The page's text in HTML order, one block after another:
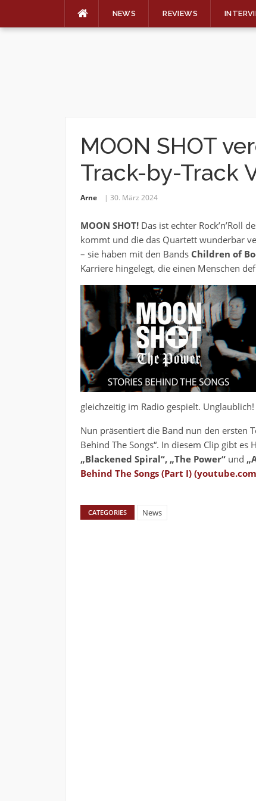
NEWS REVIEWS
MOON SHOT
Track-by-Track
Arne 30. März 2024
MOON SHOT!Das ist echter Rock’n’Roll
kommt und die das Quartett wunderbar
– sie haben mit den Bands Children of
Karriere hingelegt, die einen Menschen
gleichzeitig im Radio gespielt. Unglaublich!
Nun präsentiert die Band nun den ersten
Behind The Songs“. In diesem Clip gibt
„Blackened Spiral“, „The Power“ und
Behind The Songs (Part I)
CATEGORIES News